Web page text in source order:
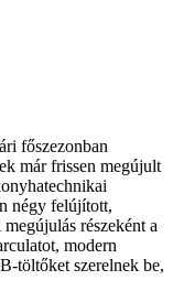
főszezonban
már frissen megújult
négy felújított,
részeként a
modern
töltőket szerelnek be,